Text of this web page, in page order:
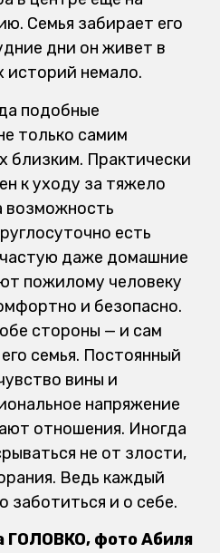
Семья забирает его
дни он живет в
историй немало.
подобные
только самим
близким. Практически
к уходу за тяжело
возможность
есть
даже домашние
пожилому человеку
и безопасно.
стороны — и сам
семья. Постоянный
вины и
напряжение
отношения. Иногда
не от злости,
Ведь каждый
заботиться и о себе.
ГОЛОВКО, фото Абиля